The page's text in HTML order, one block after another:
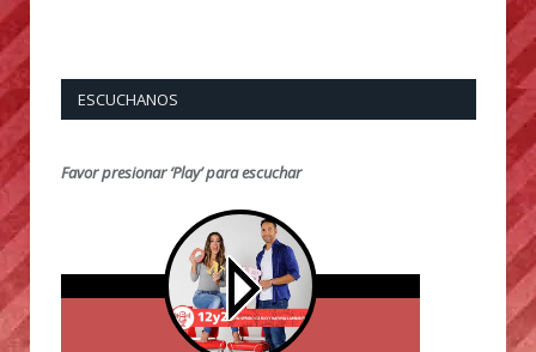
ESCUCHANOS
Favor presionar ‘Play’ para escuchar